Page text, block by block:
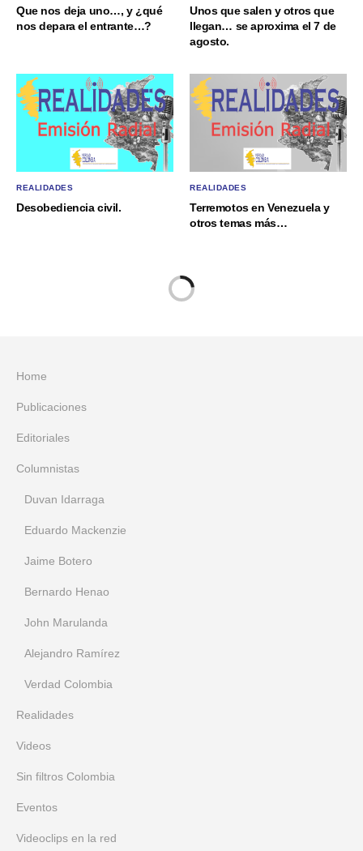
Que nos deja uno…, y ¿qué
nos depara el entrante…?
Unos que salen y otros que
llegan… se aproxima el 7 de
agosto.
REALIDADES
Desobediencia civil.
REALIDADES
Terremotos en Venezuela y
otros temas más…
Home
Publicaciones
Editoriales
Columnistas
Duvan Idarraga
Eduardo Mackenzie
Jaime Botero
Bernardo Henao
John Marulanda
Alejandro Ramírez
Verdad Colombia
Realidades
Videos
Sin filtros Colombia
Eventos
Videoclips en la red